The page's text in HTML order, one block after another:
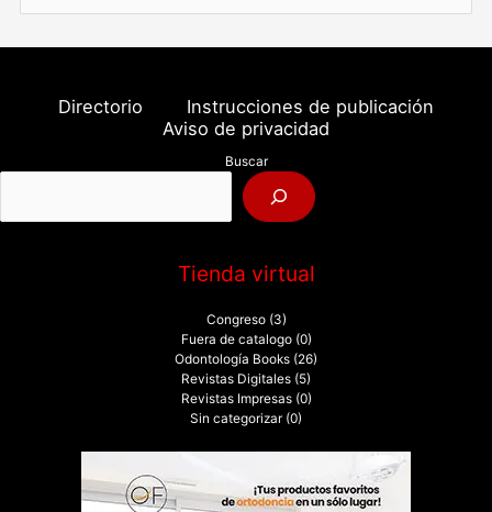
u
s
o
:
Directorio
Instrucciones de publicación
Aviso de privacidad
Buscar
Tienda virtual
Congreso (3)
Fuera de catalogo (0)
Odontología Books (26)
Revistas Digitales (5)
Revistas Impresas (0)
Sin categorizar (0)